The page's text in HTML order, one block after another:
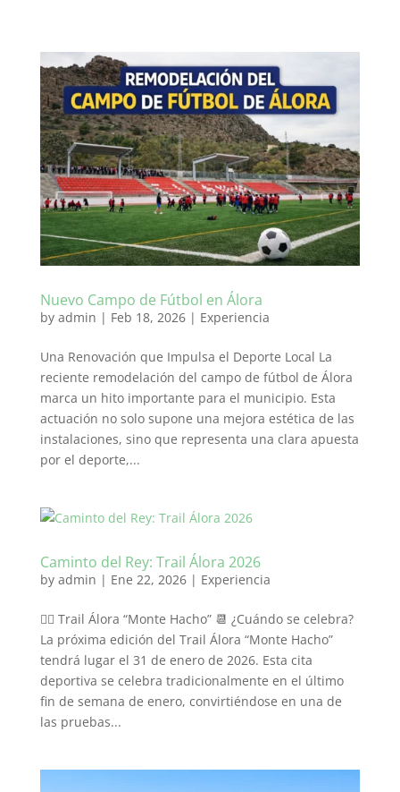
Nuevo Campo de Fútbol en Álora
by admin | Feb 18, 2026| Experiencia
Una Renovación que Impulsa el Deporte Local La
reciente remodelación del campo de fútbol de Álora
marca un hito importante para el municipio. Esta
actuación no solo supone una mejora estética de las
instalaciones, sino que representa una clara apuesta
por el deporte,...
Caminto del Rey: Trail Álora 2026
by admin | Ene 22, 2026| Experiencia
🏃‍♂️ Trail Álora “Monte Hacho” 📆 ¿Cuándo se celebra?
La próxima edición del Trail Álora “Monte Hacho”
tendrá lugar el 31 de enero de 2026. Esta cita
deportiva se celebra tradicionalmente en el último
fin de semana de enero, convirtiéndose en una de
las pruebas...